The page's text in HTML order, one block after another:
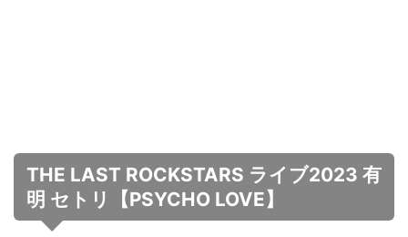
THE LAST ROCKSTARS ライブ2023 有
明 セトリ【PSYCHO LOVE】